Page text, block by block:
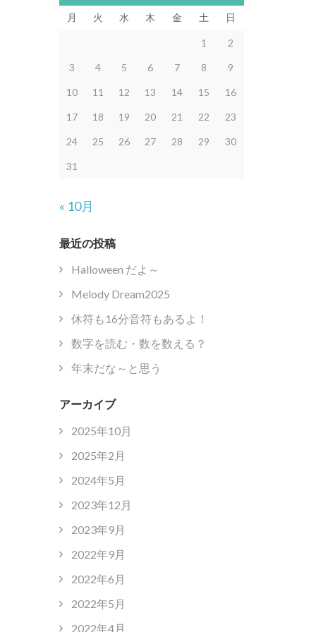
月 火 水 木 金 土 日
1 2
3 4 5 6 7 8 9
10 11 12 13 14 15 16
17 18 19 20 21 22 23
24 25 26 27 28 29 30
31
« 10月
最近の投稿
Halloween だよ～
Melody Dream2025
休符も16分音符もあるよ！
数字を読む・数を数える？
年末だな～と思う
アーカイブ
2025年10月
2025年2月
2024年5月
2023年12月
2023年9月
2022年9月
2022年6月
2022年5月
2022年4月